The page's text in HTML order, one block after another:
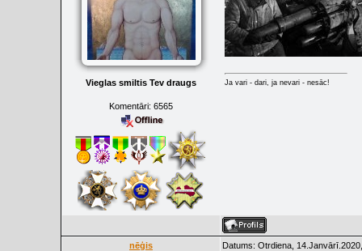
Vieglas smiltis Tev draugs
Komentāri: 6565
Ja vari - dari, ja nevari - nesāc!
nēģis Datums: Otrdiena,